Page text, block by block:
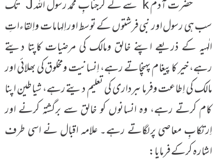
حضرت آدم k سے لے کرجنابِ محمد رسول اللہ J تک
سب ہی رسول اور نبی فرشتوں کے توسط اور اِلہامات واِلقاءاتِ
الٰہیہ کے ذریعے اپنے خالق ومالک کی مرضیات کاپتا دیتے
رہے، خیر کا پیغام پہنچاتے رہے، اِنسانیت ومخلوق کی بھلائی اور
مالک کی اِطاعت وفرماںبرداری کی تعلیم دیتے رہے، شیاطین اپنا
کام کرتے رہے، وہ انسانوں کو خالق سے برگشتہ کرنے اور
اِرتکابِ معاصی پرلگاتے رہے۔ علامہ اقبال نے اسی طرف
اشارہ کرکے فرمایا: